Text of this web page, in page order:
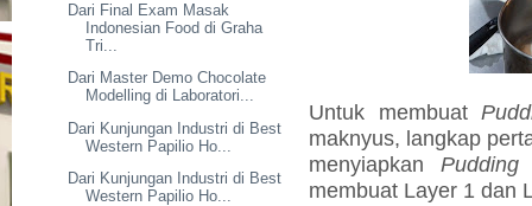
Dari Final Exam Masak
Indonesian Food di Graha
Tri...
Dari Master Demo Chocolate
Modelling di Laboratori...
Dari Kunjungan Industri di Best
Western Papilio Ho...
Dari Kunjungan Industri di Best
Western Papilio Ho...
Untuk membuat
maknyus, langkap
menyiapkanPudding
membuat Layer 1 dan